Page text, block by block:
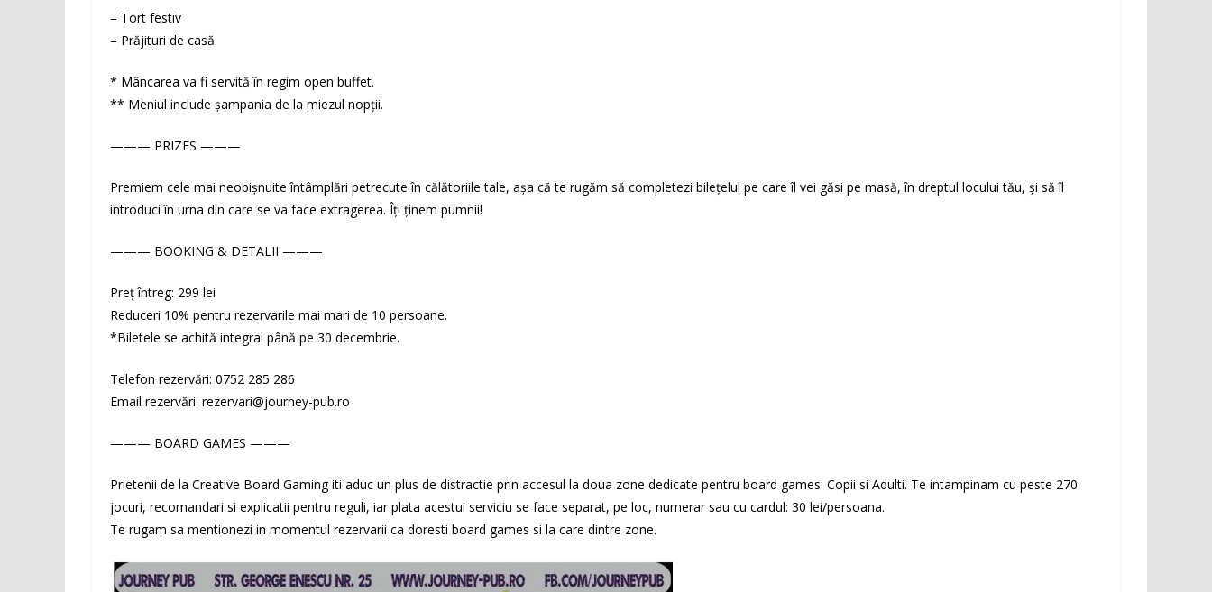
– Tort festiv
– Prăjituri de casă.
* Mâncarea va fi servită în regim open buffet.
** Meniul include șampania de la miezul nopții.
——— PRIZES ———
Premiem cele mai neobișnuite întâmplări petrecute în călătoriile tale, așa că te rugăm să completezi bilețelul pe care îl vei găsi pe masă, în dreptul locului tău, și să îl
introduci în urna din care se va face extragerea. Îți ținem pumnii!
——— BOOKING & DETALII ———
Preț întreg: 299 lei
Reduceri 10% pentru rezervarile mai mari de 10 persoane.
*Biletele se achită integral până pe 30 decembrie.
Telefon rezervări: 0752 285 286
Email rezervări: rezervari@journey-pub.ro
——— BOARD GAMES ———
Prietenii de la Creative Board Gamingiti aduc un plus de distractie prin accesul la doua zone dedicate pentru board games: Copii si Adulti. Te intampinam cu peste 270
jocuri, recomandari si explicatii pentru reguli, iar plata acestui serviciu se face separat, pe loc, numerar sau cu cardul: 30 lei/persoana.
Te rugam sa mentionezi in momentul rezervarii ca doresti board games si la care dintre zone.